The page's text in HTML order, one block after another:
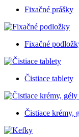
Fixačné prášky
Fixačné
Čistiace tablety
Čistiace krémy,